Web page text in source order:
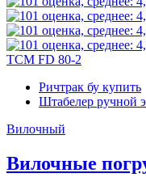
TCM FD 80-2
Ричтрак бу купить
Штабелер ручной
Вилочный
Вилочные